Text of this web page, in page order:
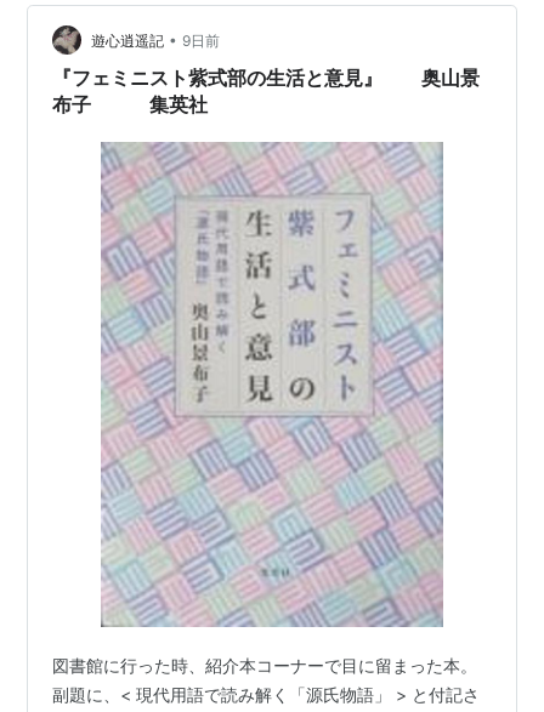
Amazon 「光る君へ」では、紫式部は「おっとりとして
控えめな才女」、清少納言は「勝ち気で出しゃばりな才
女」というキャラクターとして対比された。 …
遊心逍遥記 • 9日前
『フェミニスト紫式部の生活と意見』 奥山景
布子 集英社
図書館に行った時、紹介本コーナーで目に留まった本。
副題に、< 現代用語で読み解く「源氏物語」 > と付記さ